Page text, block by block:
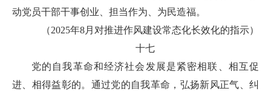
动党员干部干事创业、担当作为、为民造福。
（2025年8月对推进作风建设常态化长效化的指示）
十七
党的自我革命和经济社会发展是紧密相联、相互促
进、相得益彰的。通过党的自我革命，弘扬新风正气、纠